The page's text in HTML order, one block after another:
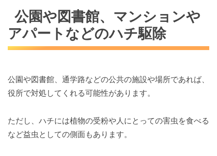
公園や図書館、マンションや
アパートなどのハチ駆除
公園や図書館、通学路などの公共の施設や場所であれば、
役所で対処してくれる可能性があります。
ただし、ハチには植物の受粉や人にとっての害虫を食べる
など益虫としての側面もあります。